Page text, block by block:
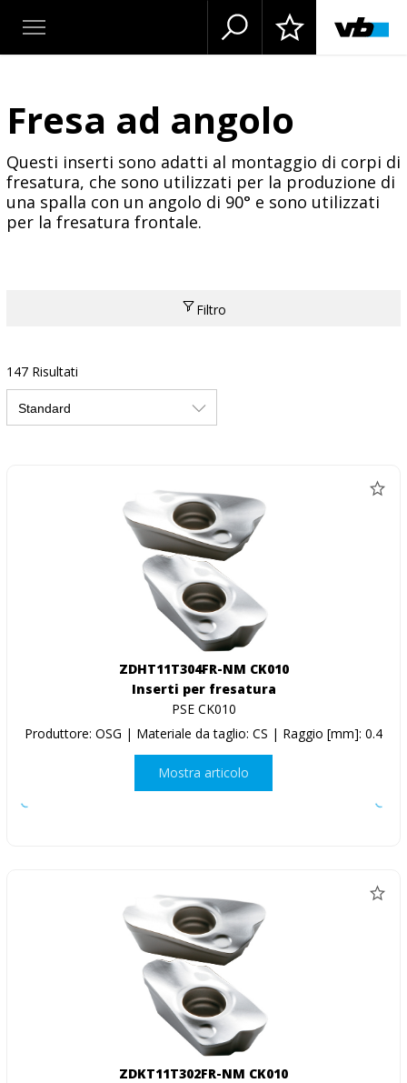
Fresa ad angolo
Questi inserti sono adatti al montaggio di corpi di
fresatura, che sono utilizzati per la produzione di
una spalla con un angolo di 90° e sono utilizzati
per la fresatura frontale.
Filtro
147 Risultati
ZDHT11T304FR-NM CK010
Inserti per fresatura
PSE CK010
Produttore: OSG | Materiale da taglio: CS | Raggio [mm]: 0.4
Mostra articolo
ZDKT11T302FR-NM CK010